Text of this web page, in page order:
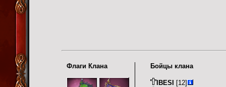
Флаги Клана Бойцы клана
IBESI [12]